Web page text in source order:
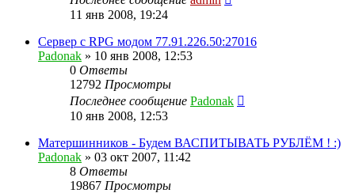
11 янв 2008, 19:24
Сервер с RPG модом 77.91.226.50:27016
Padonak » 10 янв 2008, 12:53
0 Ответы
12792 Просмотры
Последнее сообщение Padonak
10 янв 2008, 12:53
Матершинников - Будем ВАСПИТЫВАТЬ РУБЛЁМ ! :)
Padonak » 03 окт 2007, 11:42
8 Ответы
19867 Просмотры